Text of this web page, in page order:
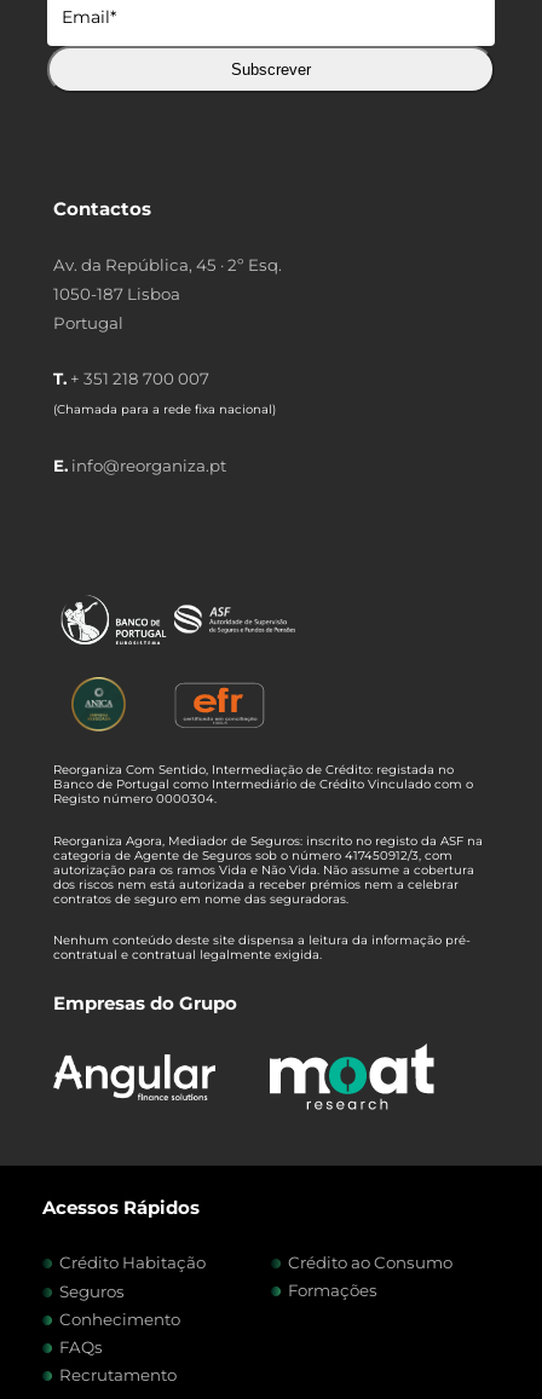
Subscrever
Contactos
Av. da República, 45 · 2º Esq.
1050-187 Lisboa
Portugal
T. + 351 218 700 007
(Chamada para a rede fixa nacional)
E. info@reorganiza.pt
Reorganiza Com Sentido, Intermediação de Crédito: registada no
Banco de Portugal como Intermediário de Crédito Vinculado com o
Registo número 0000304.
Reorganiza Agora, Mediador de Seguros: inscrito no registo da ASF na
categoria de Agente de Seguros sob o número 417450912/3, com
autorização para os ramos Vida e Não Vida. Não assume a cobertura
dos riscos nem está autorizada a receber prémios nem a celebrar
contratos de seguro em nome das seguradoras.
Nenhum conteúdo deste site dispensa a leitura da informação pré-
contratual e contratual legalmente exigida.
Empresas do Grupo
Acessos Rápidos
Crédito Habitação
Crédito ao Consumo
Seguros
Formações
Conhecimento
FAQs
Recrutamento